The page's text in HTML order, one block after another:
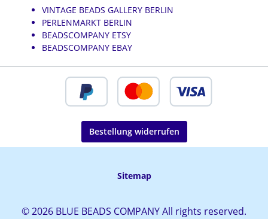
VINTAGE BEADS GALLERY BERLIN
PERLENMARKT BERLIN
BEADSCOMPANY ETSY
BEADSCOMPANY EBAY
Bestellung widerrufen
Sitemap
© 2026 BLUE BEADS COMPANY All rights reserved.